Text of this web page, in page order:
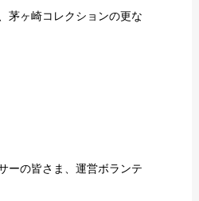
茅ヶ崎コレクションの更な
ーの皆さま、運営ボランテ